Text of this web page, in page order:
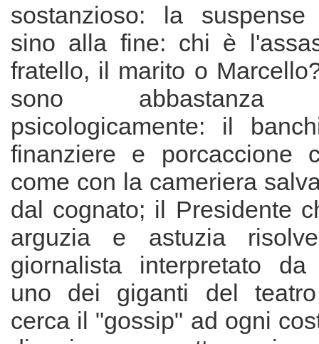
sostanzioso: la
sino alla fine: chi è
fratello, il marito o
sono abbastanza
psicologicamente: il
finanziere e porcaccione
come con la cameriera
dal cognato; il Presidente
arguzia e astuzia
giornalista interpretato
uno dei giganti del
cerca il "gossip" ad ogni